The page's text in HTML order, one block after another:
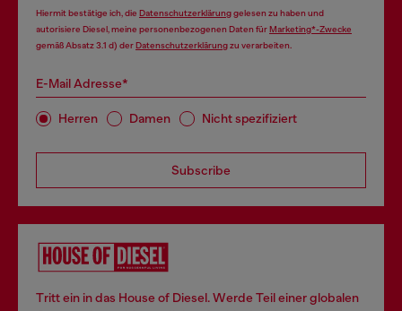
Hiermit bestätige ich, die Datenschutzerklärunggelesen zu haben und
autorisiere Diesel, meine personenbezogenen Daten fürMarketing*-Zwecke
gemäß Absatz 3.1 d) derDatenschutzerklärungzu verarbeiten.
E-Mail Adresse*
Herren Damen Nicht spezifiziert
Subscribe
Tritt ein in das House of Diesel. Werde Teil einer globalen